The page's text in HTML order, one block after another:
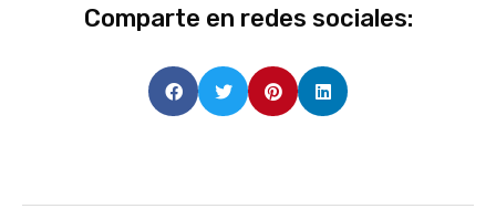
Comparte en redes sociales: